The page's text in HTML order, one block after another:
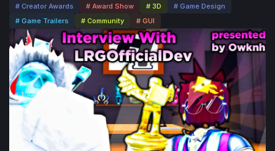
# Creator Awards # Award Show # 3D
# Game Design
# Game Trailers
# Community # GUI